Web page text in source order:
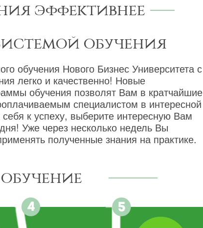
эффективнее
обучения
обучения Нового Бизнес Университета с
легко и качественно! Новые
обучения позволят Вам в кратчайшие
специалистом в интересной
к успеху, выберите интересную Вам
Уже через несколько недель Вы
полученные знания на практике.